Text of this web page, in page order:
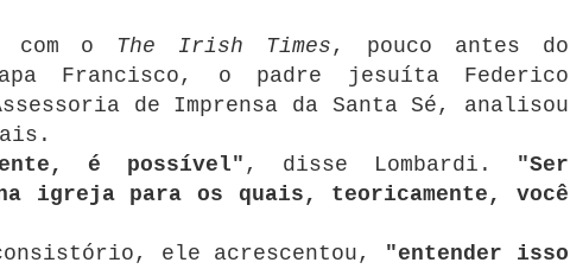
com o The Irish Times , pouco antes do
Francisco, o padre jesuíta Federico
de Imprensa da Santa Sé, analisou
é possível" , disse Lombardi. "Ser
igreja para os quais, teoricamente, você
ele acrescentou, "entender isso